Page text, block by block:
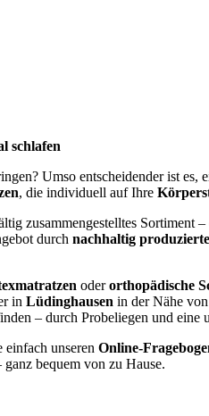
schlafen
Umso entscheidender ist
, die individuell auf Ihre
zusammengestelltes Sortiment
durch nachhaltig
oderorthopädische
in Lüdinghausen in der Nähe von
– durch Probeliegen und eine
unseren Online-
ganz bequem von zu Hause.